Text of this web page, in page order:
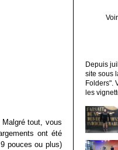
tout, vous
ont été
pouces ou plus)
Depuis
site sous
Folders".
les